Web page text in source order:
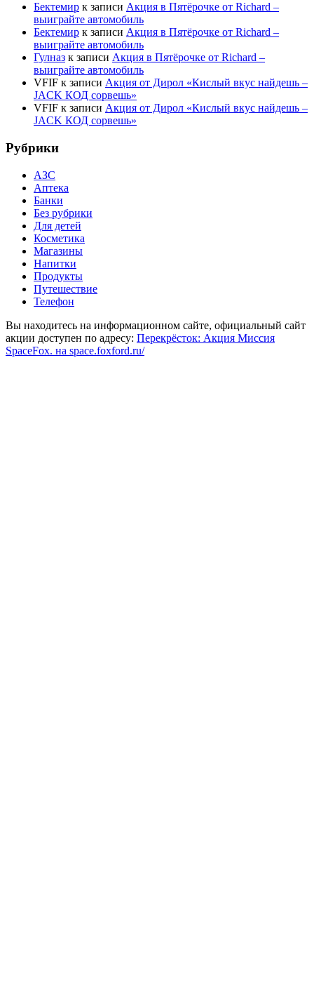
Бектемир к записи Акция в Пятёрочке от Richard –
выиграйте автомобиль
Бектемир к записи Акция в Пятёрочке от Richard –
выиграйте автомобиль
Гулназ к записи Акция в Пятёрочке от Richard –
выиграйте автомобиль
VFIF к записи Акция от Дирол «Кислый вкус найдешь –
JACK КОД сорвешь»
VFIF к записи Акция от Дирол «Кислый вкус найдешь –
JACK КОД сорвешь»
Рубрики
АЗС
Аптека
Банки
Без рубрики
Для детей
Косметика
Магазины
Напитки
Продукты
Путешествие
Телефон
Вы находитесь на информационном сайте, официальный сайт
акции доступен по адресу: Перекрёсток: Акция Миссия
SpaceFox. на space.foxford.ru/